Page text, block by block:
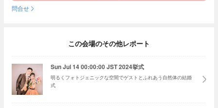
問合せ
この会場のその他レポート
Sun Jul 14 00:00:00 JST 2024挙式
明るくフォトジェニックな空間でゲストとふれあう自然体の結婚
式